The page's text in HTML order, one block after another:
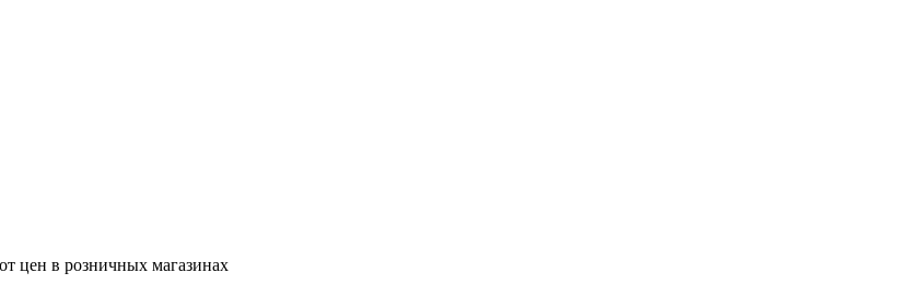
цен в розничных магазинах